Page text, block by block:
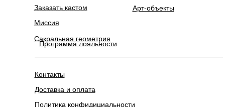
Сакральная геометрия
Программа лояльности
Политика конфидициальности
Доставка и оплата
Миссия
Арт-объекты
Заказать кастом
Контакты